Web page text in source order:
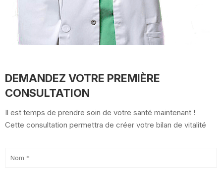
DEMANDEZ VOTRE PREMIÈRE
CONSULTATION
Il est temps de prendre soin de votre santé maintenant !
Cette consultation permettra de créer votre bilan de vitalité